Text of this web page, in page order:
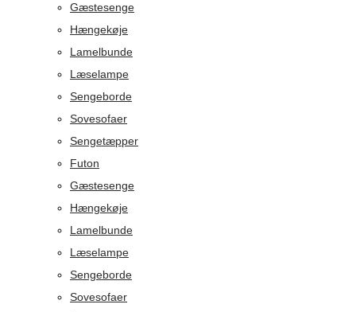
Gæstesenge
Hængekøje
Lamelbunde
Læselampe
Sengeborde
Sovesofaer
Sengetæpper
Futon
Gæstesenge
Hængekøje
Lamelbunde
Læselampe
Sengeborde
Sovesofaer